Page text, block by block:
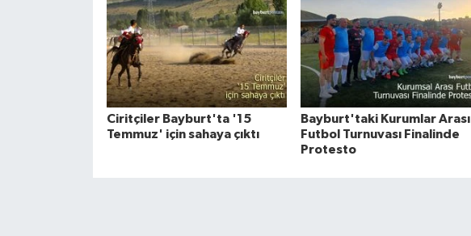
Ciritçiler Bayburt'ta '15
Temmuz' için sahaya çıktı
Bayburt'taki Kurumlar Arası
Futbol Turnuvası Finalinde
Protesto